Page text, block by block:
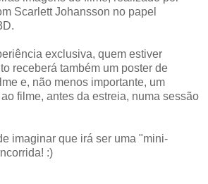
Scarlett Johansson no papel
exclusiva, quem estiver
receberá também um poster de
e, não menos importante, um
filme, antes da estreia, numa sessão
imaginar que irá ser uma "mini-
:)